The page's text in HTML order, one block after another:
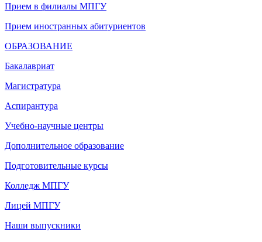
Прием в филиалы МПГУ
Прием иностранных абитуриентов
ОБРАЗОВАНИЕ
Бакалавриат
Магистратура
Аспирантура
Учебно-научные центры
Дополнительное образование
Подготовительные курсы
Колледж МПГУ
Лицей МПГУ
Наши выпускники